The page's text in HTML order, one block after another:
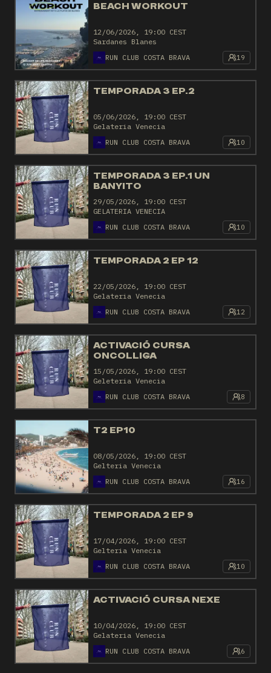
BEACH WORKOUT
12/06/2026, 19:00 CEST
Sardanes Blanes
RUN CLUB COSTA BRAVA
19
TEMPORADA 3 EP.2
05/06/2026, 19:00 CEST
Gelateria Venecia
RUN CLUB COSTA BRAVA
10
TEMPORADA 3 EP.1 UN
BANYITO
29/05/2026, 19:00 CEST
GELATERIA VENECIA
RUN CLUB COSTA BRAVA
10
TEMPORADA 2 EP 12
22/05/2026, 19:00 CEST
Gelateria Venecia
RUN CLUB COSTA BRAVA
12
ACTIVACIÓ CURSA
ONCOLLIGA
15/05/2026, 19:00 CEST
Geleteria Venecia
RUN CLUB COSTA BRAVA
8
T2 EP10
08/05/2026, 19:00 CEST
Gelteria Venecia
RUN CLUB COSTA BRAVA
16
TEMPORADA 2 EP 9
17/04/2026, 19:00 CEST
Gelteria Venecia
RUN CLUB COSTA BRAVA
10
ACTIVACIÓ CURSA NEXE
10/04/2026, 19:00 CEST
Gelateria Venecia
RUN CLUB COSTA BRAVA
6